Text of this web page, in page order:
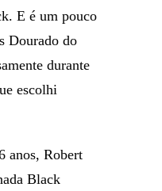
E é um pouco
Dourado do
durante
escolhi
anos, Robert
Black